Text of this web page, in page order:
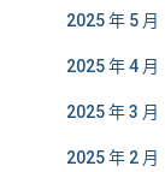
2025 年 5 月
2025 年 4 月
2025 年 3 月
2025 年 2 月